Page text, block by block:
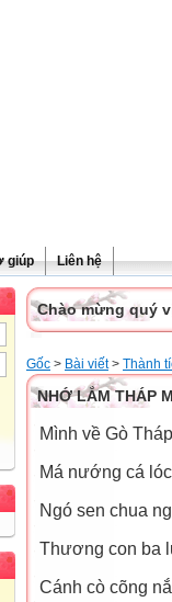
giúp Liên hệ
Chào mừng quý
Gốc > Bài viết> Thành
NHỚ LẮM THÁP
Mình về Gò
Má nướng cá
Ngó sen chua
Thương con ba
Cánh cò cõng